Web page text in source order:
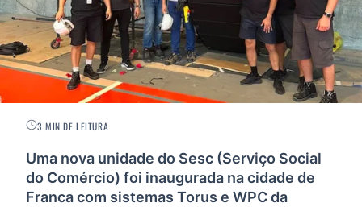
3 MIN DE LEITURA
Uma nova unidade do Sesc (Serviço Social
do Comércio) foi inaugurada na cidade de
Franca com sistemas Torus e WPC da